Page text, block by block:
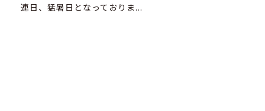
連日、猛暑日となっておりま...